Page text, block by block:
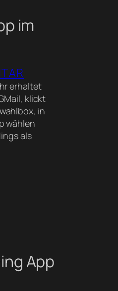
im
erhaltet
klickt
in
wählen
als
App